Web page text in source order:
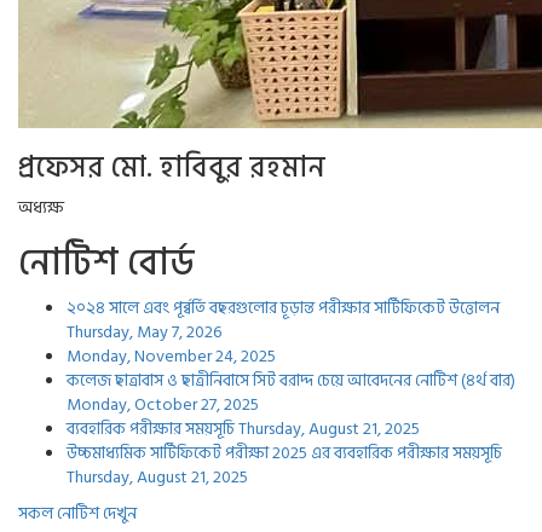
প্রফেসর মো. হাবিবুর রহমান
অধ্যক্ষ
নোটিশ বোর্ড
২০২৪ সালে এবং পূর্ব্বর্তি বছরগুলোর চূড়ান্ত পরীক্ষার সার্টিফিকেট উত্তোলন
Thursday, May 7, 2026
Monday, November 24, 2025
কলেজ ছাত্রাবাস ও ছাত্রীনিবাসে সিট বরাদ্দ চেয়ে আবেদনের নোটিশ (৪র্থ বার)
Monday, October 27, 2025
ব্যবহারিক পরীক্ষার সময়সূচিThursday, August 21, 2025
উচ্চমাধ্যমিক সার্টিফিকেট পরীক্ষা 2025 এর ব্যবহারিক পরীক্ষার সময়সূচি
Thursday, August 21, 2025
সকল নোটিশ দেখুন